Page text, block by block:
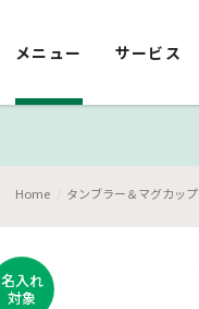
メニュー サービス
Home タンブラー＆マグカップ
名入れ
対象